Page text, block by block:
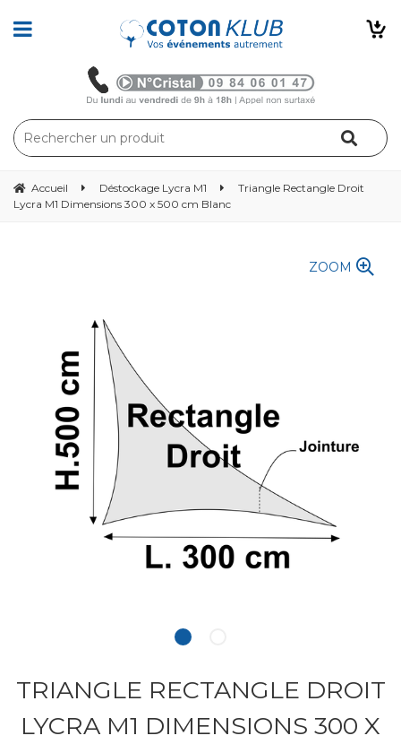
Accueil Déstockage Lycra M1
Triangle Rectangle Droit
Lycra M1 Dimensions 300 x 500 cm Blanc
ZOOM
TRIANGLE RECTANGLE DROIT
LYCRA M1 DIMENSIONS 300 X